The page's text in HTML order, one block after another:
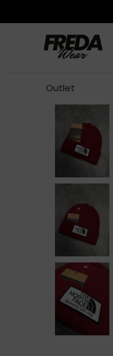
Outlet